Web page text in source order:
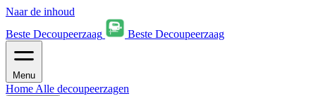
Naar de inhoud
Beste Decoupeerzaag
Beste Decoupeerzaag
Menu
Home Alle decoupeerzagen